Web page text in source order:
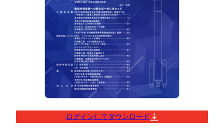
ログインしてダウンロード